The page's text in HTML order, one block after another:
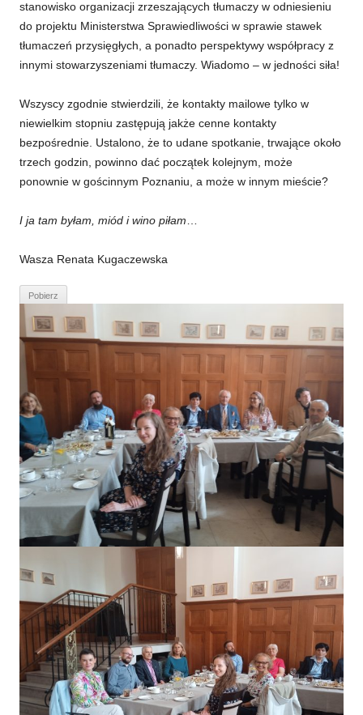
stanowisko organizacji zrzeszających tłumaczy w odniesieniu
do projektu Ministerstwa Sprawiedliwości w sprawie stawek
tłumaczeń przysięgłych, a ponadto perspektywy współpracy z
innymi stowarzyszeniami tłumaczy. Wiadomo – w jedności siła!
Wszyscy zgodnie stwierdzili, że kontakty mailowe tylko w
niewielkim stopniu zastępują jakże cenne kontakty
bezpośrednie. Ustalono, że to udane spotkanie, trwające około
trzech godzin, powinno dać początek kolejnym, może
ponownie w gościnnym Poznaniu, a może w innym mieście?
I ja tam byłam, miód i wino piłam
Wasza Renata Kugaczewska
Pobierz